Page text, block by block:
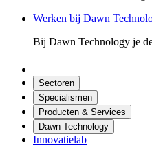
Werken bij Dawn
Bij Dawn Technology je
Sectoren
Specialismen
Producten & Services
Dawn Technology
Innovatielab